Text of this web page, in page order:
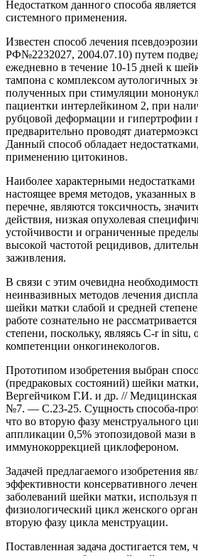
Недостатком данного способа
системного применения.
Известен способ лечения
РФ№2232027, 2004.07.10) путем
ежедневно в течение 10-15 дней к
тампона с комплексом аутологичных
полученных при стимуляции
пациентки интерлейкином 2, при
рубцовой деформации и гипертрофии
предварительно проводят
Данный способ обладает
применению цитокинов.
Наиболее характерными
настоящее время методов, указанных
перечне, являются токсичность,
действия, низкая опухолевая
устойчивости и ограниченные
высокой частотой рецидивов,
заживления.
В связи с этим очевидна
неинвазивных методов лечения
шейки матки слабой и средней
работе сознательно не
степени, поскольку, являясь C-r in situ,
компетенции онкогинекологов.
Прототипом изобретения выбран
(предраковых состояний) шейки
Вергейчиком Г.И. и др. //
№7. — С.23-25. Сущность способа-
что во вторую фазу менструального
аппликации 0,5% этопозидовой мази в
иммунокоррекцией циклофероном.
Задачей предлагаемого изобретения
эффективности консервативного
заболеваний шейки матки, используя
физиологический цикл женского
вторую фазу цикла менструации.
Поставленная задача достигается тем,